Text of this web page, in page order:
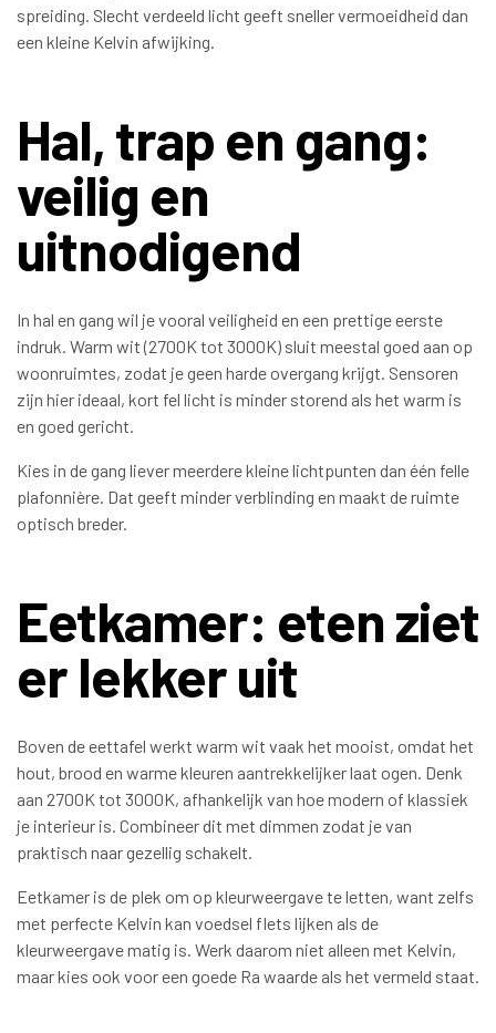
spreiding. Slecht verdeeld licht geeft sneller vermoeidheid dan
een kleine Kelvin afwijking.
Hal, trap en gang:
veilig en
uitnodigend
In hal en gang wil je vooral veiligheid en een prettige eerste
indruk. Warm wit (2700K tot 3000K) sluit meestal goed aan op
woonruimtes, zodat je geen harde overgang krijgt. Sensoren
zijn hier ideaal, kort fel licht is minder storend als het warm is
en goed gericht.
Kies in de gang liever meerdere kleine lichtpunten dan één felle
plafonnière. Dat geeft minder verblinding en maakt de ruimte
optisch breder.
Eetkamer: eten ziet
er lekker uit
Boven de eettafel werkt warm wit vaak het mooist, omdat het
hout, brood en warme kleuren aantrekkelijker laat ogen. Denk
aan 2700K tot 3000K, afhankelijk van hoe modern of klassiek
je interieur is. Combineer dit met dimmen zodat je van
praktisch naar gezellig schakelt.
Eetkamer is de plek om op kleurweergave te letten, want zelfs
met perfecte Kelvin kan voedsel flets lijken als de
kleurweergave matig is. Werk daarom niet alleen met Kelvin,
maar kies ook voor een goede Ra waarde als het vermeld staat.